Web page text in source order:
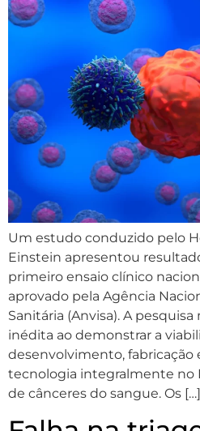
Um estudo conduzido pelo
Einstein apresentou
primeiro ensaio clínico
aprovado pela Agência
Sanitária (Anvisa). A
inédita ao demonstrar a
desenvolvimento, fabricação
tecnologia integralmente no
de cânceres do sangue. Os […]